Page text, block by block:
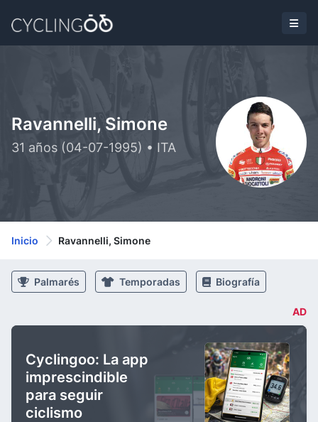
Ravannelli, Simone
31 años (04-07-1995) • ITA
Inicio Ravannelli, Simone
Palmarés Temporadas Biografía
AD
Cyclingoo: La app
imprescindible
para seguir
ciclismo